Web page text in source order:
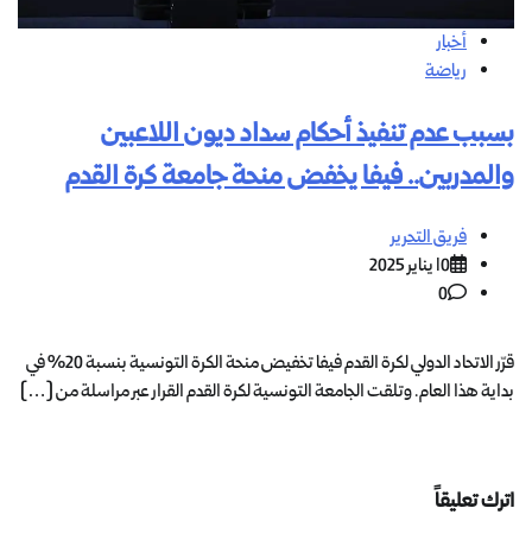
أخبار
رياضة
بسبب عدم تنفيذ أحكام سداد ديون اللاعبين
والمدربين.. فيفا يخفض منحة جامعة كرة القدم
فريق التحرير
10 يناير 2025
0
قرّر الاتحاد الدولي لكرة القدم فيفا تخفيض منحة الكرة التونسية بنسبة 20% في
بداية هذا العام. وتلقت الجامعة التونسية لكرة القدم القرار عبر مراسلة من […]
اترك تعليقاً